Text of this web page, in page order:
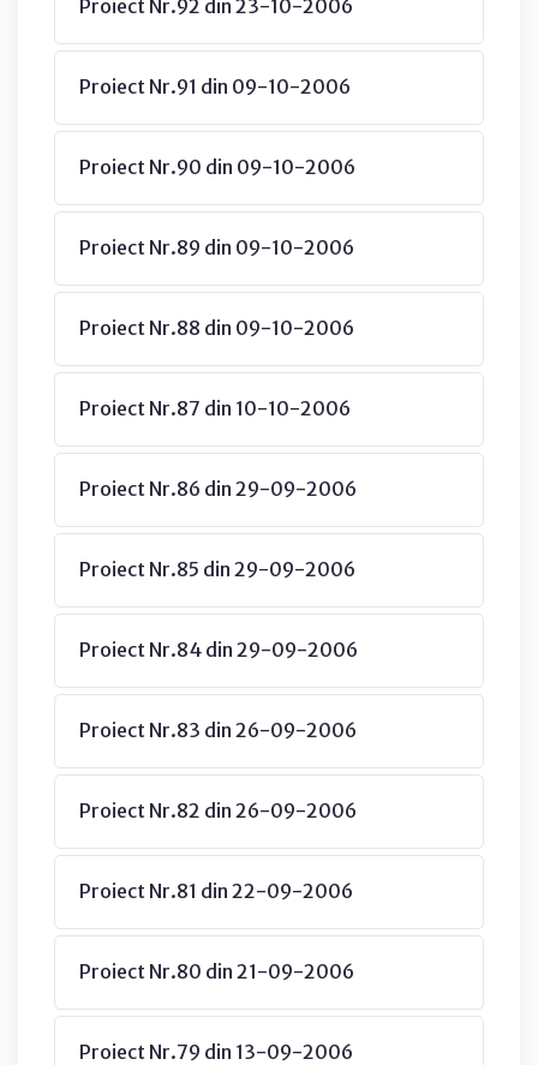
Proiect Nr.92 din 23-10-2006
Proiect Nr.91 din 09-10-2006
Proiect Nr.90 din 09-10-2006
Proiect Nr.89 din 09-10-2006
Proiect Nr.88 din 09-10-2006
Proiect Nr.87 din 10-10-2006
Proiect Nr.86 din 29-09-2006
Proiect Nr.85 din 29-09-2006
Proiect Nr.84 din 29-09-2006
Proiect Nr.83 din 26-09-2006
Proiect Nr.82 din 26-09-2006
Proiect Nr.81 din 22-09-2006
Proiect Nr.80 din 21-09-2006
Proiect Nr.79 din 13-09-2006